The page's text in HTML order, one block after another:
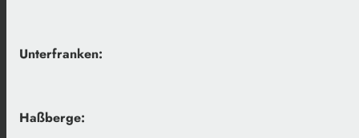
Unterfranken:
Haßberge: